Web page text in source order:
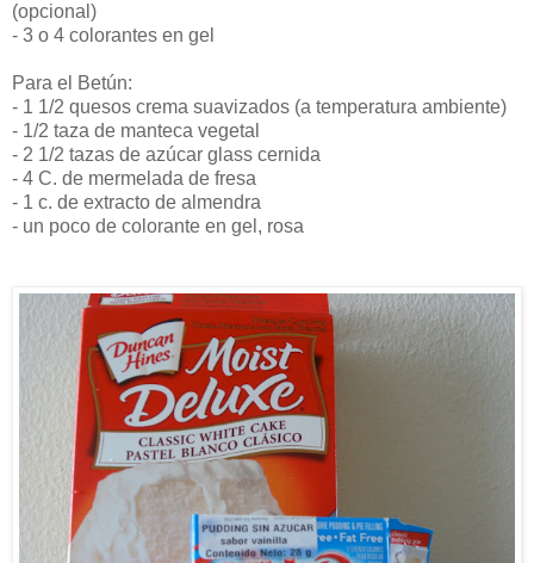
(opcional)
- 3 o 4 colorantes en gel
Para el Betún:
- 1 1/2 quesos crema suavizados (a temperatura ambiente)
- 1/2 taza de manteca vegetal
- 2 1/2 tazas de azúcar glass cernida
- 4 C. de mermelada de fresa
- 1 c. de extracto de almendra
- un poco de colorante en gel, rosa